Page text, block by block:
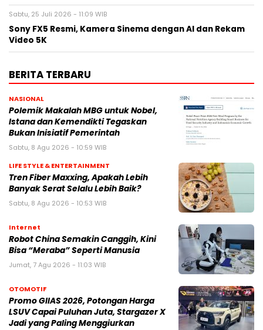
Sabtu, 25 Juli 2026 - 11:09 WIB
Sony FX5 Resmi, Kamera Sinema dengan AI dan Rekam
Video 5K
BERITA TERBARU
NASIONAL
Polemik Makalah MBG untuk Nobel,
Istana dan Kemendikti Tegaskan
Bukan Inisiatif Pemerintah
Sabtu, 8 Agu 2026 - 10:59 WIB
LIFE STYLE & ENTERTAINMENT
Tren Fiber Maxxing, Apakah Lebih
Banyak Serat Selalu Lebih Baik?
Sabtu, 8 Agu 2026 - 10:53 WIB
Internet
Robot China Semakin Canggih, Kini
Bisa “Meraba” Seperti Manusia
Jumat, 7 Agu 2026 - 11:03 WIB
OTOMOTIF
Promo GIIAS 2026, Potongan Harga
LSUV Capai Puluhan Juta, Stargazer X
Jadi yang Paling Menggiurkan